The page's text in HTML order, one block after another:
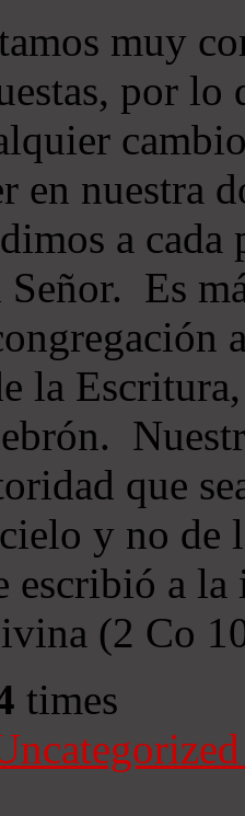
muy
por
en nuestra
a cada
Señor. Es
la
que
y no de
escribió a
(2 Co
times